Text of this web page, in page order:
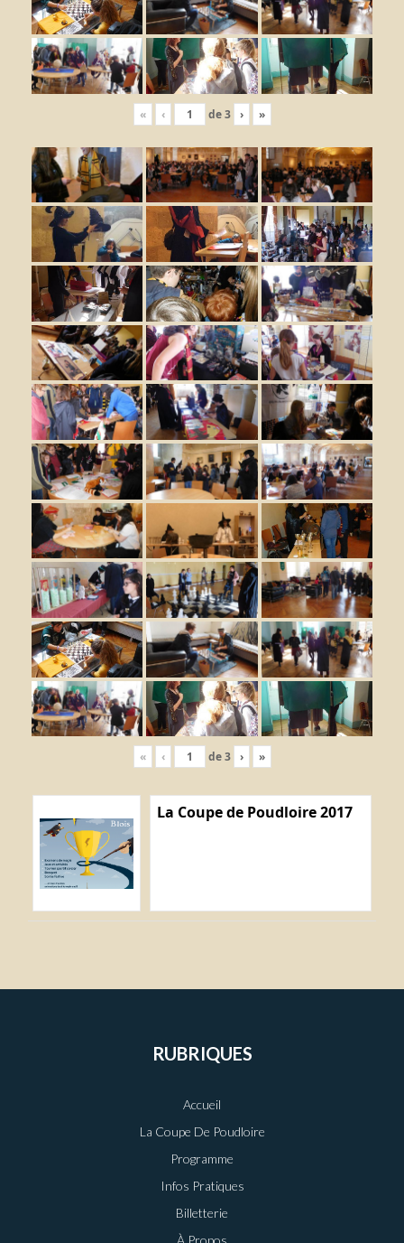
« ‹ de3 › »
« ‹ de3 › »
La Coupe de Poudloire 2017
RUBRIQUES
Accueil
La Coupe De Poudloire
Programme
Infos Pratiques
Billetterie